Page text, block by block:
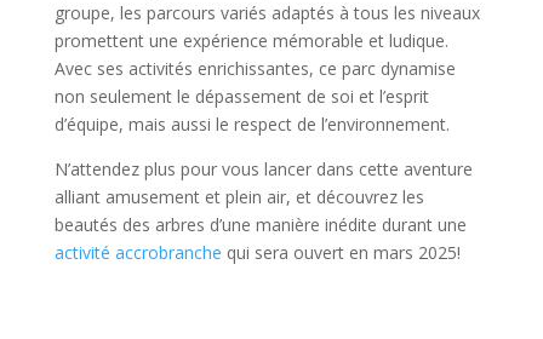
groupe, les parcours variés adaptés à tous les niveaux
promettent une expérience mémorable et ludique.
Avec ses activités enrichissantes, ce parc dynamise
non seulement le dépassement de soi et l’esprit
d’équipe, mais aussi le respect de l’environnement.
N’attendez plus pour vous lancer dans cette aventure
alliant amusement et plein air, et découvrez les
beautés des arbres d’une manière inédite durant une
activité accrobranche qui sera ouvert en mars 2025!